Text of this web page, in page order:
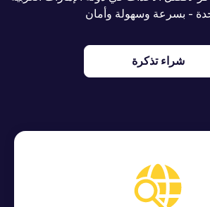
- بسرعة وسهولة وأمان
شراء تذكرة